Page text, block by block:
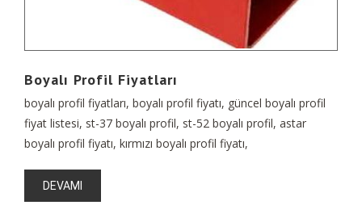
Boyalı Profil Fiyatları
boyalı profil fiyatları, boyalı profil fiyatı, güncel boyalı profil
fiyat listesi, st-37 boyalı profil, st-52 boyalı profil, astar
boyalı profil fiyatı, kırmızı boyalı profil fiyatı,
DEVAMI